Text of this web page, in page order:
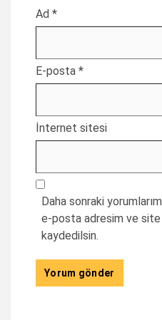
Ad *
E-posta *
İnternet sitesi
Daha sonraki
e-posta adresim ve site
kaydedilsin.